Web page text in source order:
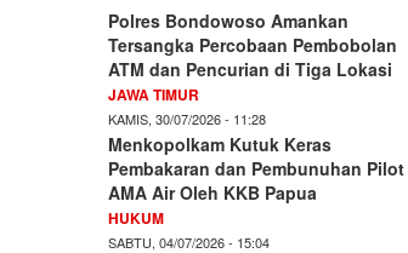
Polres Bondowoso Amankan
Tersangka Percobaan Pembobolan
ATM dan Pencurian di Tiga Lokasi
JAWA TIMUR
KAMIS, 30/07/2026 - 11:28
Menkopolkam Kutuk Keras
Pembakaran dan Pembunuhan Pilot
AMA Air Oleh KKB Papua
HUKUM
SABTU, 04/07/2026 - 15:04